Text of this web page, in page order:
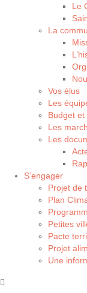
Le
La
Vos élus
Les
Budget
Les
Les
S’engager
Projet de
Plan
Petites
Pacte
Projet
Une